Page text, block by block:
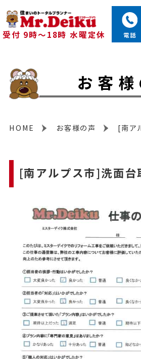
受付 9時～18時 水曜定休 電話
お客様
HOME お客様の声 [南ア
[南アルプス市]洗面台